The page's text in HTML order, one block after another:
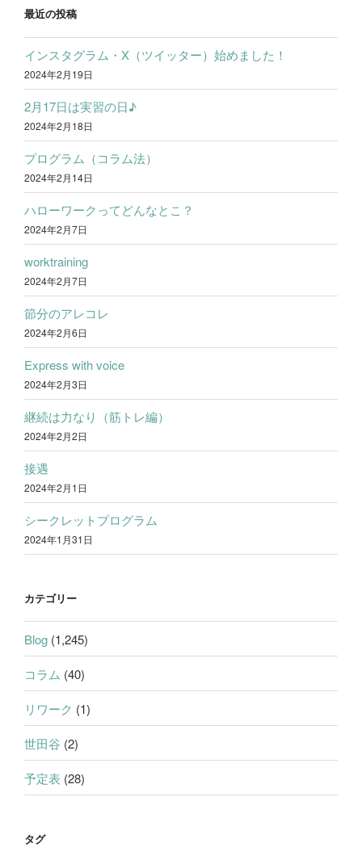
ー
シ
ョ
ン
最近の投稿
インスタグラム・X（ツイッター）始めました！
2024年2月19日
2月17日は実習の日♪
2024年2月18日
プログラム（コラム法）
2024年2月14日
ハローワークってどんなとこ？
2024年2月7日
worktraining
2024年2月7日
節分のアレコレ
2024年2月6日
Express with voice
2024年2月3日
継続は力なり（筋トレ編）
2024年2月2日
接遇
2024年2月1日
シークレットプログラム
2024年1月31日
カテゴリー
Blog (1,245)
コラム (40)
リワーク (1)
世田谷 (2)
予定表 (28)
タグ